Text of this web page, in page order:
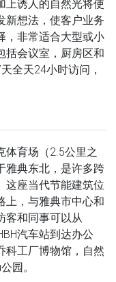
上诱人的自然光将使
新想法，使客户业务
，非常适合大型或小
括会议室，厨房区和
全天24小时访问，
体育场（2.5公里之
雅典东北，是许多跨
这座当代节能建筑位
上，与雅典市中心和
客和同事可以从
汽车站到达办公
科工厂博物馆，自然
园。